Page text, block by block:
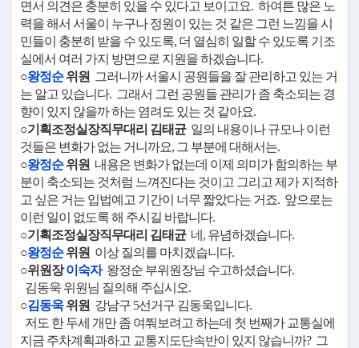
면서 의견은 충분히 있을 수 있다고 보이고요. 하여튼 많은 노
력을 해서 서울이 누구나 정원이 있는 것 같은 그런 느낌을 시
민들이 충분히 받을 수 있도록, 더 열심히 일할 수 있도록 기조
실에서 여러 가지 방면으로 지원을 하겠습니다.
○왕정순위원 그러니까 서울시 공원들을 잘 관리하고 있는 거
는 알고 있습니다. 그래서 그런 공원들 관리가 좀 축소되는 경
향이 있지 않을까 하는 염려도 있는 것 같아요.
○기획조정실장직무대리 김태균일의 내용이나 규모나 이런
것들은 변화가 없는 거니까요, 그 부분에 대해서는.
○왕정순위원 내용은 변화가 없는데 이제 의미가 함의하는 부
분이 축소되는 것처럼 느껴진다는 것이고 그리고 제가 지적하
고 싶은 거는 입법예고 기간이 너무 짧았다는 거죠. 앞으로는
이런 일이 없도록 해 주시길 바랍니다.
○기획조정실장직무대리 김태균네, 유념하겠습니다.
○왕정순위원 이상 질의를 마치겠습니다.
○위원장이숙자왕정순 부위원장님 수고하셨습니다.
김동욱 위원님 질의해 주십시오.
○김동욱위원 강남구 5선거구 김동욱입니다.
저도 한 두세 개만 좀 여쭤보려고 하는데 첫 번째가 교통실에
지금 주차계획과하고 교통지도단속반이 있지 않습니까? 그